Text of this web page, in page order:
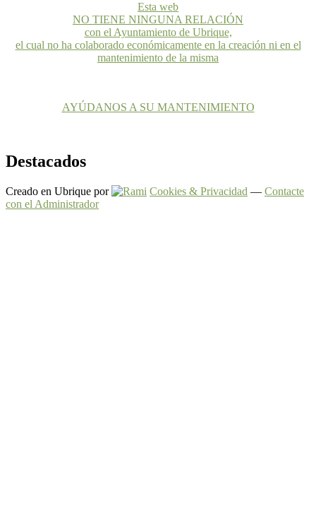
Esta web
NO TIENE NINGUNA RELACIÓN
con el Ayuntamiento de Ubrique,
el cual no ha colaborado económicamente en la creación ni en el
mantenimiento de la misma
AYÚDANOS A SU MANTENIMIENTO
Destacados
Creado en Ubrique por Cookies & Privacidad — Contacte
con el Administrador